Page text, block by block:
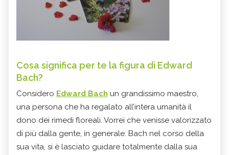
Cosa significa per te la figura di Edward
Bach?
Considero Edward Bach un grandissimo maestro,
una persona che ha regalato all’intera umanità il
dono dei rimedi floreali. Vorrei che venisse valorizzato
di più dalla gente, in generale. Bach nel corso della
sua vita, si è lasciato guidare totalmente dalla sua